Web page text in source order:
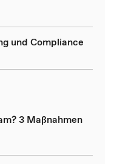
und Compliance
3 Maßnahmen